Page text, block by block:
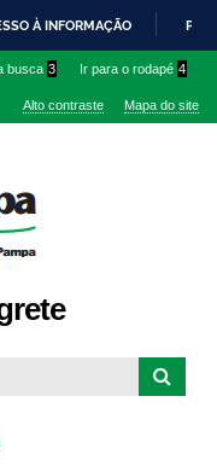
À INFORMAÇÃO
busca 3 Ir para o rodapé 4
Alto contraste Mapa do site